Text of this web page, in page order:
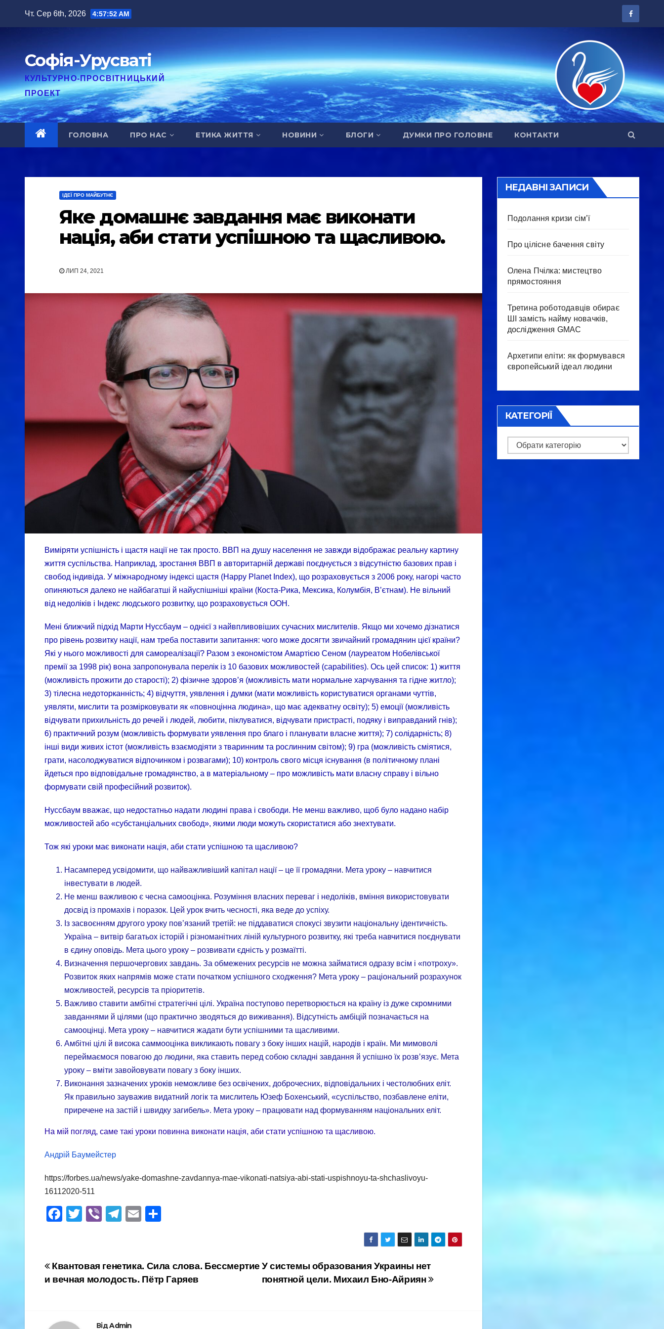
Чт. Сер 6th, 2026 4:57:53 AM
Софія-Урусваті
КУЛЬТУРНО-ПРОСВІТНИЦЬКИЙ
ПРОЕКТ
ГОЛОВНА ПРО НАС ЕТИКА ЖИТТЯ НОВИНИ БЛОГИ ДУМКИ ПРО ГОЛОВНЕ КОНТАКТИ
ІДЕЇ ПРО МАЙБУТНЄ
Яке домашнє завдання має виконати
нація, аби стати успішною та щасливою.
ЛИП 24, 2021
Виміряти успішність і щастя нації не так просто. ВВП на душу населення не завжди відображає реальну картину
життя суспільства. Наприклад, зростання ВВП в авторитарній державі поєднується з відсутністю базових прав і
свобод індивіда. У міжнародному індексі щастя (Happy Planet Index), що розраховується з 2006 року, нагорі часто
опиняються далеко не найбагатші й найуспішніші країни (Коста-Рика, Мексика, Колумбія, В’єтнам). Не вільний
від недоліків і Індекс людського розвитку, що розраховується ООН.
Мені ближчий підхід Марти Нуссбаум – однієї з найвпливовіших сучасних мислителів. Якщо ми хочемо дізнатися
про рівень розвитку нації, нам треба поставити запитання: чого може досягти звичайний громадянин цієї країни?
Які у нього можливості для самореалізації? Разом з економістом Амартією Сеном (лауреатом Нобелівської
премії за 1998 рік) вона запропонувала перелік із 10 базових можливостей (capabilities). Ось цей список: 1) життя
(можливість прожити до старості); 2) фізичне здоров’я (можливість мати нормальне харчування та гідне житло);
3) тілесна недоторканність; 4) відчуття, уявлення і думки (мати можливість користуватися органами чуттів,
уявляти, мислити та розмірковувати як «повноцінна людина», що має адекватну освіту); 5) емоції (можливість
відчувати прихильність до речей і людей, любити, піклуватися, відчувати пристрасті, подяку і виправданий гнів);
6) практичний розум (можливість формувати уявлення про благо і планувати власне життя); 7) солідарність; 8)
інші види живих істот (можливість взаємодіяти з тваринним та рослинним світом); 9) гра (можливість сміятися,
грати, насолоджуватися відпочинком і розвагами); 10) контроль свого місця існування (в політичному плані
йдеться про відповідальне громадянство, а в матеріальному – про можливість мати власну справу і вільно
формувати свій професійний розвиток).
Нуссбаум вважає, що недостатньо надати людині права і свободи. Не менш важливо, щоб було надано набір
можливостей або «субстанціальних свобод», якими люди можуть скористатися або знехтувати.
Тож які уроки має виконати нація, аби стати успішною та щасливою?
Насамперед усвідомити, що найважливіший капітал нації – це її громадяни. Мета уроку – навчитися
інвестувати в людей.
Не менш важливою є чесна самооцінка. Розуміння власних переваг і недоліків, вміння використовувати
досвід із промахів і поразок. Цей урок вчить чесності, яка веде до успіху.
Із засвоєнням другого уроку пов’язаний третій: не піддаватися спокусі звузити національну ідентичність.
Україна – витвір багатьох історій і різноманітних ліній культурного розвитку, які треба навчитися поєднувати
в єдину оповідь. Мета цього уроку – розвивати єдність у розмаїтті.
Визначення першочергових завдань. За обмежених ресурсів не можна займатися одразу всім і «потроху».
Розвиток яких напрямів може стати початком успішного сходження? Мета уроку – раціональний розрахунок
можливостей, ресурсів та пріоритетів.
Важливо ставити амбітні стратегічні цілі. Україна поступово перетворюється на країну із дуже скромними
завданнями й цілями (що практично зводяться до виживання). Відсутність амбіцій позначається на
самооцінці. Мета уроку – навчитися жадати бути успішними та щасливими.
Амбітні цілі й висока саммооцінка викликають повагу з боку інших націй, народів і країн. Ми мимоволі
переймаємося повагою до людини, яка ставить перед собою складні завдання й успішно їх розв’язує. Мета
уроку – вміти завойовувати повагу з боку інших.
Виконання зазначених уроків неможливе без освічених, доброчесних, відповідальних і честолюбних еліт.
Як правильно зауважив видатний логік та мислитель Юзеф Бохенський, «суспільство, позбавлене еліти,
приречене на застій і швидку загибель». Мета уроку – працювати над формуванням національних еліт.
На мій погляд, саме такі уроки повинна виконати нація, аби стати успішною та щасливою.
Андрій Баумейстер
https://forbes.ua/news/yake-domashne-zavdannya-mae-vikonati-natsiya-abi-stati-uspishnoyu-ta-shchaslivoyu-
16112020-511
F
e
b
k
T
er
Vi
T
gr
a
E
e
Навігація
У системы образования Украины нет
понятной цели. Михаил Бно-Айриян
Квантовая генетика. Сила слова. Бессмертие
и вечная молодость. Пётр Гаряев
ВідAdmin
НЕДАВНІ ЗАПИСИ
Подолання кризи сім’ї
Про цілісне бачення світу
Олена Пчілка: мистецтво
прямостояння
Третина роботодавців обирає
ШІ замість найму новачків,
дослідження GMAC
Архетипи еліти: як формувався
європейський ідеал людини
КАТЕГОРІЇ
Категорії